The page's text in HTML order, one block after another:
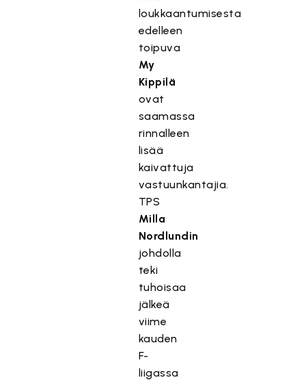
loukkaantumisesta
edelleen
toipuva
My
Kippilä
ovat
saamassa
rinnalleen
lisää
kaivattuja
vastuunkantajia.
TPS
Milla
Nordlundin
johdolla
teki
tuhoisaa
jälkeä
viime
kauden
F-
liigassa